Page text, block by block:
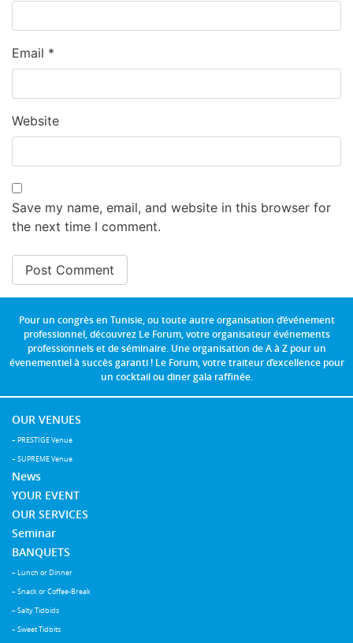
Email *
Website
Save my name, email, and website in this browser for
the next time I comment.
Pour un congrès en Tunisie, ou toute autre organisation d’événement
professionnel, découvrez Le Forum, votre organisateur événements
professionnels et de séminaire. Une organisation de A à Z pour un
évenementiel à succès garanti ! Le Forum, votre traiteur d’excellence pour
un cocktail ou diner gala raffinée.
OUR VENUES
– PRESTIGE Venue
– SUPREME Venue
News
YOUR EVENT
OUR SERVICES
Seminar
BANQUETS
– Lunch or Dinner
– Snack or Coffee-Break
– Salty Tidbids
– Sweet Tidbits